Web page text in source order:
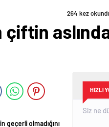
264 kez
geçerli olmadığını
HIZLI